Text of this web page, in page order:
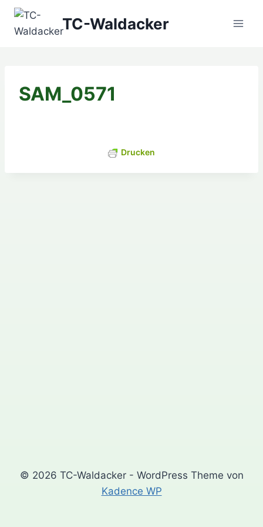
Zum
springen
TC-Waldacker
SAM_0571
Drucken
© 2026 TC-Waldacker - WordPress Theme von
Kadence WP